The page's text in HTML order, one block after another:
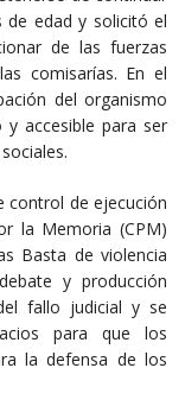
de edad y solicitó el
de las fuerzas
comisarías. En el
del organismo
accesible para ser
control de ejecución
la Memoria (CPM)
Basta de violencia
y producción
fallo judicial y se
para que los
la defensa de los